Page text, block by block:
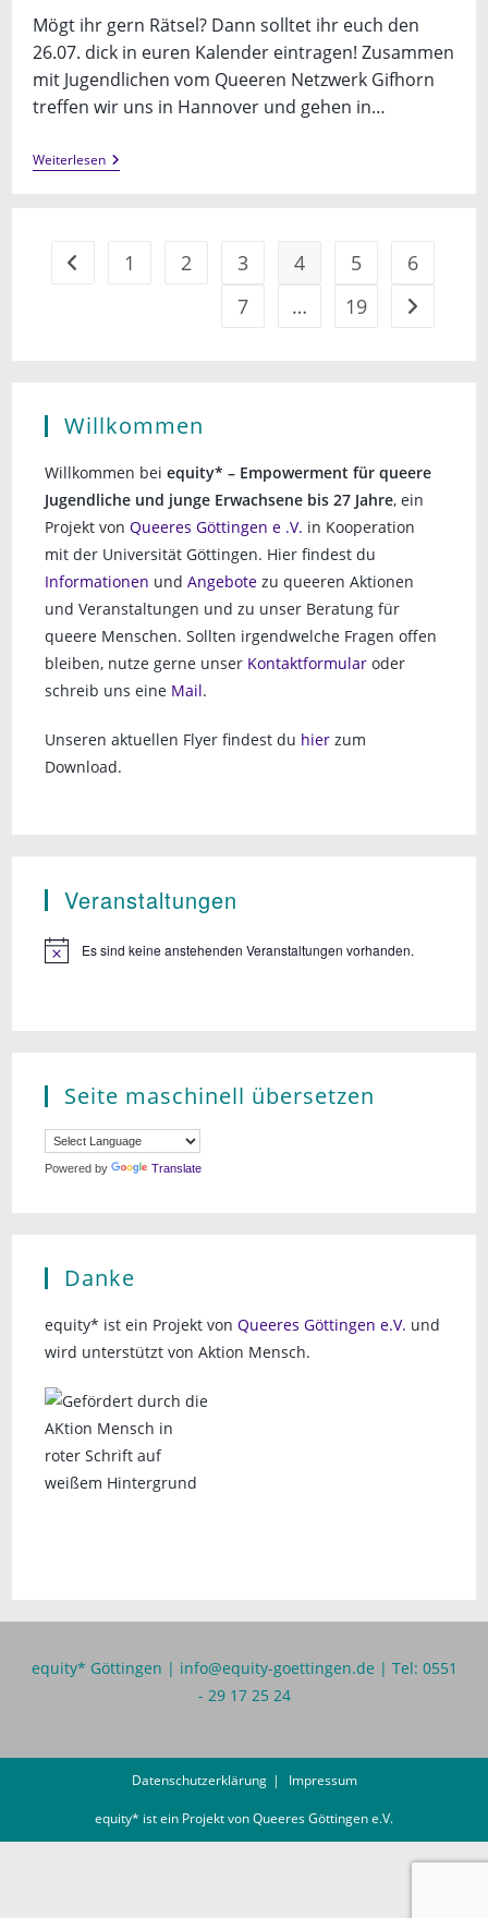
Mögt ihr gern Rätsel? Dann solltet ihr euch den
26.07. dick in euren Kalender eintragen! Zusammen
mit Jugendlichen vom Queeren Netzwerk Gifhorn
treffen wir uns in Hannover und gehen in…
WeiterlesenAusflug
Zum
Gehe zur vorherigen Seite
1 2 3 4 5
6
7
… 19 Gehe zur
Willkommen
Willkommen beiequity* – Empowerment für queere
Jugendliche und junge Erwachsene bis 27 Jahre, ein
Projekt vonQueeres Göttingen e .V. in Kooperation
mit der Universität Göttingen. Hier findest du
Informationen undAngebote zu queeren Aktionen
und Veranstaltungen und zu unser Beratung für
queere Menschen. Sollten irgendwelche Fragen offen
bleiben, nutze gerne unser Kontaktformular oder
schreib uns eine Mail.
Unseren aktuellen Flyer findest du hier zum
Download.
Veranstaltungen
Es sind keine anstehenden Veranstaltungen vorhanden.
Seite maschinell übersetzen
Powered by Translate
Danke
equity* ist ein Projekt vonQueeres Göttingen e.V. und
wird unterstützt von Aktion Mensch.
equity* Göttingen | info@equity-goettingen.de | Tel: 0551
- 29 17 25 24
Datenschutzerklärung Impressum
equity* ist ein Projekt vonQueeres Göttingen e.V.